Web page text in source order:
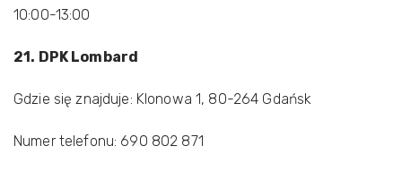
10:00-13:00
21. DPK Lombard
Gdzie się znajduje: Klonowa 1, 80-264 Gdańsk
Numer telefonu: 690 802 871